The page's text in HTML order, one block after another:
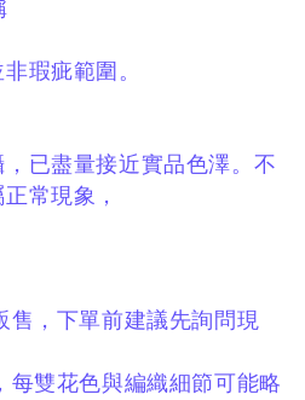
非瑕疵範圍。
已盡量接近實品色澤。 不
常現象，
， 下單前建議先詢問現
每雙花色與編織細節可能略